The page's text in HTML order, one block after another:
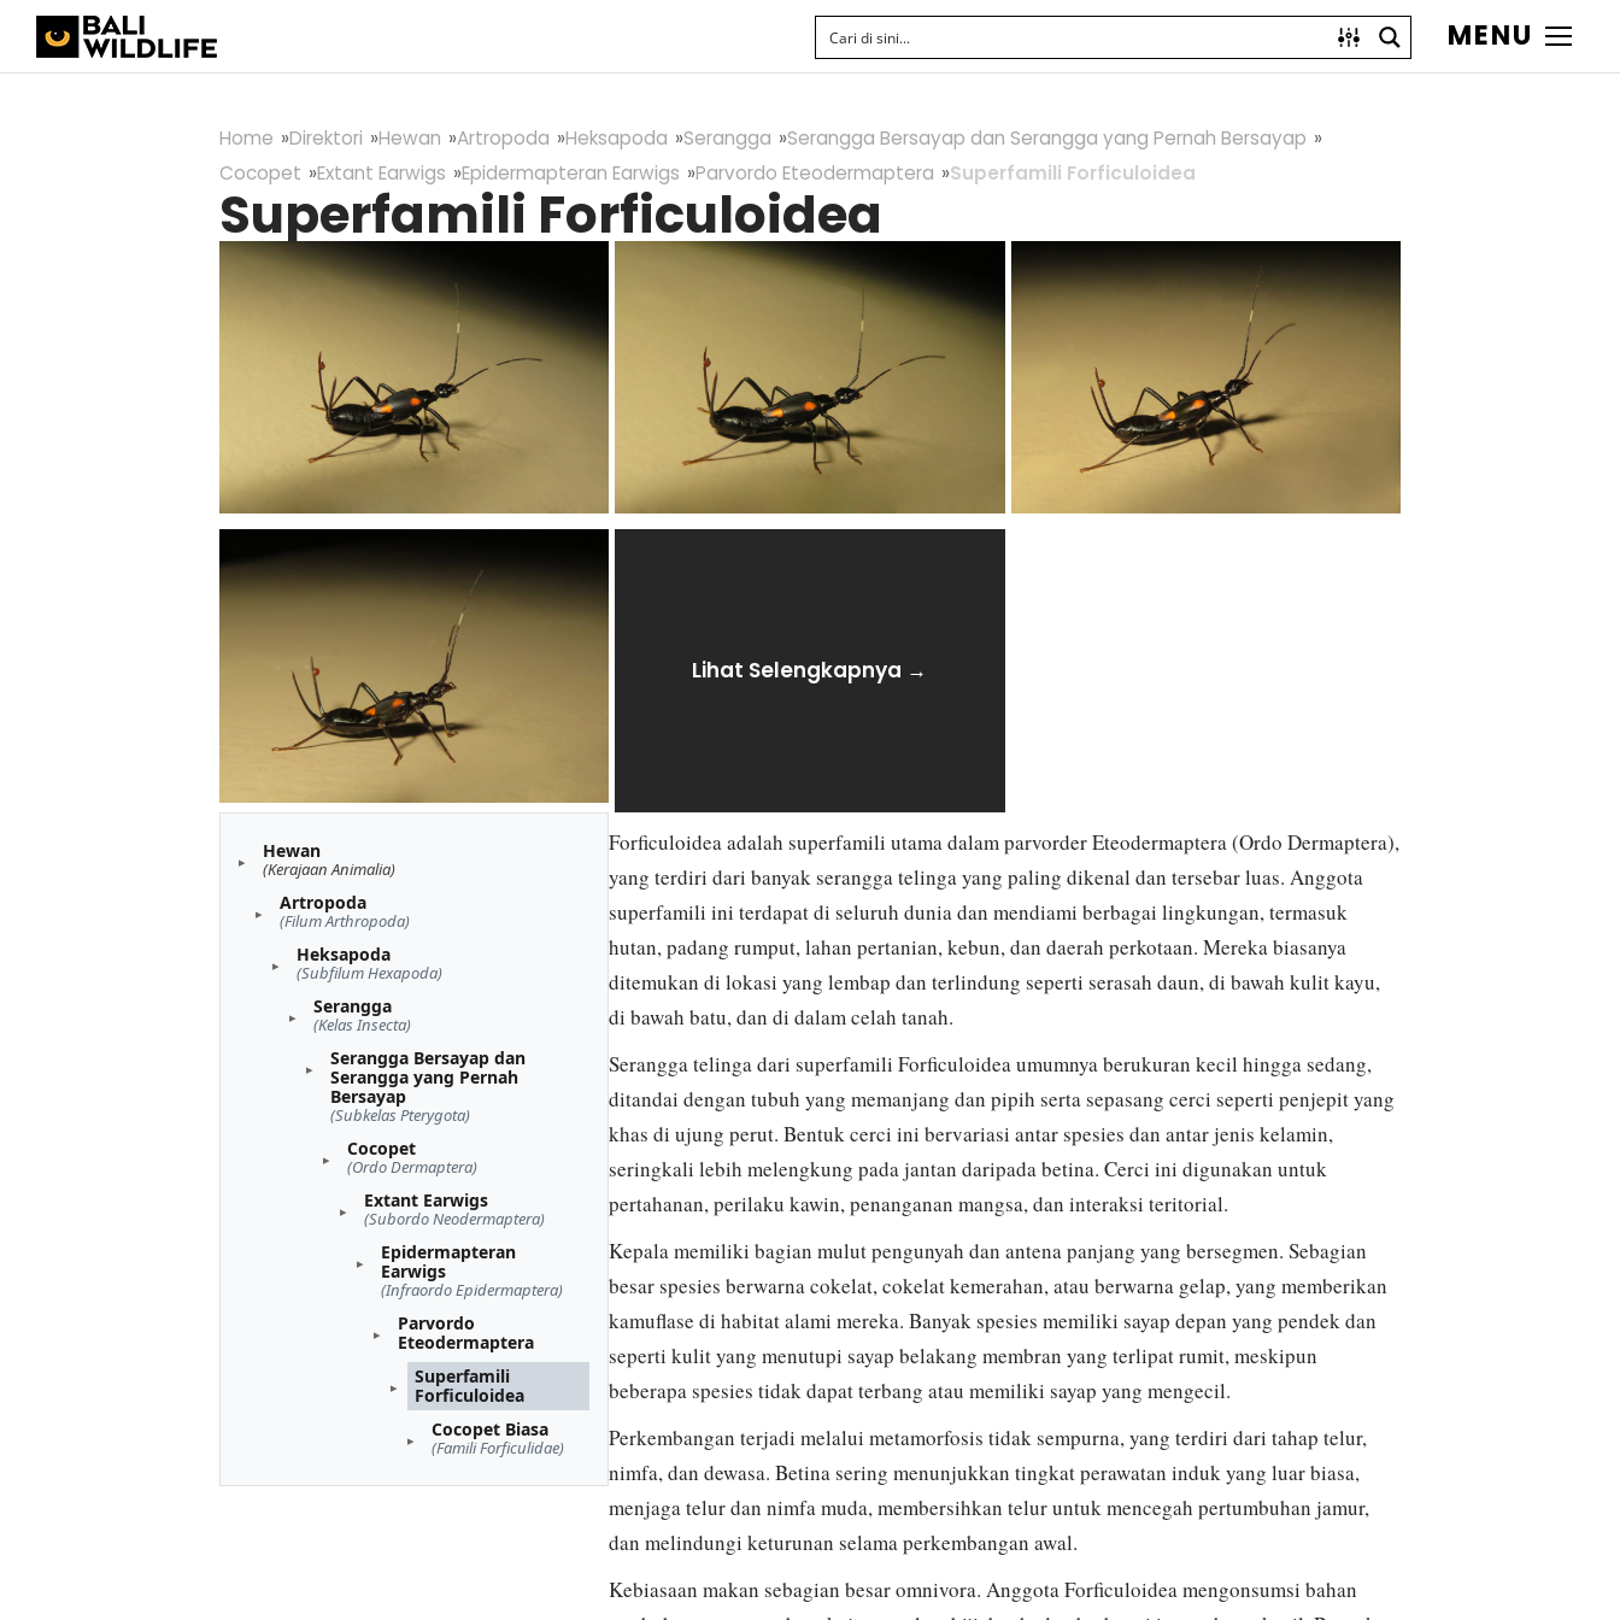
MENU
Home Direktori Hewan Artropoda Heksapoda Serangga
Serangga Bersayap dan Serangga yang Pernah Bersayap
Cocopet
Extant Earwigs Epidermapteran Earwigs Parvordo Eteodermaptera Superfamili Forficuloidea
Superfamili Forficuloidea
Lihat Selengkapnya →
Hewan
(Kerajaan Animalia)
Artropoda
(Filum Arthropoda)
Heksapoda
(Subfilum Hexapoda)
Serangga
(Kelas Insecta)
Serangga Bersayap dan
Serangga yang Pernah
Bersayap
(Subkelas Pterygota)
Cocopet
(Ordo Dermaptera)
Extant Earwigs
(Subordo Neodermaptera)
Epidermapteran
Earwigs
(Infraordo Epidermaptera)
Parvordo
Eteodermaptera
Superfamili
Forficuloidea
Cocopet Biasa
(Famili Forficulidae)
Forficuloidea adalah superfamili utama dalam parvorder Eteodermaptera (Ordo Dermaptera),
yang terdiri dari banyak serangga telinga yang paling dikenal dan tersebar luas. Anggota
superfamili ini terdapat di seluruh dunia dan mendiami berbagai lingkungan, termasuk
hutan, padang rumput, lahan pertanian, kebun, dan daerah perkotaan. Mereka biasanya
ditemukan di lokasi yang lembap dan terlindung seperti serasah daun, di bawah kulit kayu,
di bawah batu, dan di dalam celah tanah.
Serangga telinga dari superfamili Forficuloidea umumnya berukuran kecil hingga sedang,
ditandai dengan tubuh yang memanjang dan pipih serta sepasang cerci seperti penjepit yang
khas di ujung perut. Bentuk cerci ini bervariasi antar spesies dan antar jenis kelamin,
seringkali lebih melengkung pada jantan daripada betina. Cerci ini digunakan untuk
pertahanan, perilaku kawin, penanganan mangsa, dan interaksi teritorial.
Kepala memiliki bagian mulut pengunyah dan antena panjang yang bersegmen. Sebagian
besar spesies berwarna cokelat, cokelat kemerahan, atau berwarna gelap, yang memberikan
kamuflase di habitat alami mereka. Banyak spesies memiliki sayap depan yang pendek dan
seperti kulit yang menutupi sayap belakang membran yang terlipat rumit, meskipun
beberapa spesies tidak dapat terbang atau memiliki sayap yang mengecil.
Perkembangan terjadi melalui metamorfosis tidak sempurna, yang terdiri dari tahap telur,
nimfa, dan dewasa. Betina sering menunjukkan tingkat perawatan induk yang luar biasa,
menjaga telur dan nimfa muda, membersihkan telur untuk mencegah pertumbuhan jamur,
dan melindungi keturunan selama perkembangan awal.
Kebiasaan makan sebagian besar omnivora. Anggota Forficuloidea mengonsumsi bahan